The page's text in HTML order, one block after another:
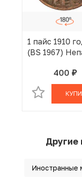
1 пайс 1910
(BS 1967)
400 руб.
В
Другие
Иностранные